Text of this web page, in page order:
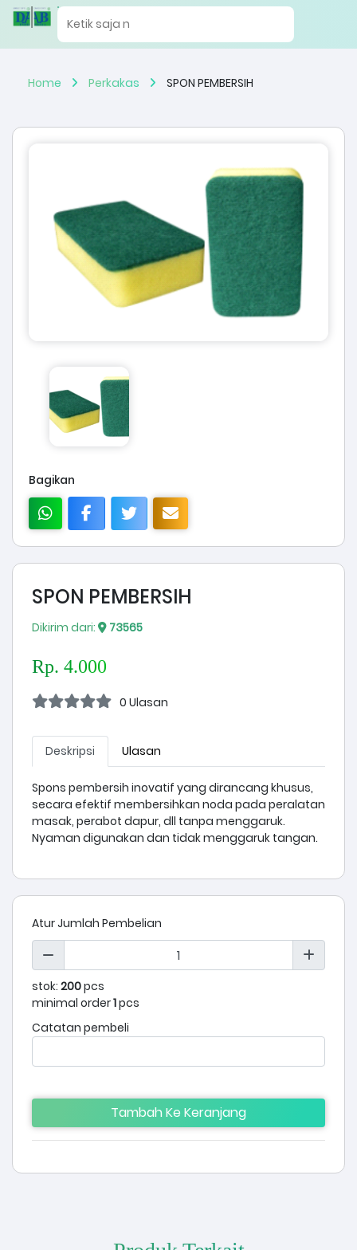
Home Perkakas SPON PEMBERSIH
Bagikan
SPON PEMBERSIH
Dikirim dari: 73565
Rp. 4.000
0 Ulasan
Deskripsi Ulasan
Spons pembersih inovatif yang dirancang khusus,
secara efektif membersihkan noda pada peralatan
masak, perabot dapur, dll tanpa menggaruk.
Nyaman digunakan dan tidak menggaruk tangan.
Atur Jumlah Pembelian
stok: 200pcs
minimal order1pcs
Catatan pembeli
Tambah Ke Keranjang